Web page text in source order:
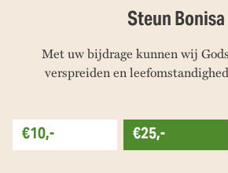
Steun Bonisa
Met uw bijdrage kunnen wij
verspreiden en
€10,- €25,-